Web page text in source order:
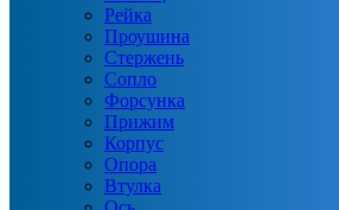
Рейка
Проушина
Стержень
Сопло
Форсунка
Прижим
Корпус
Опора
Втулка